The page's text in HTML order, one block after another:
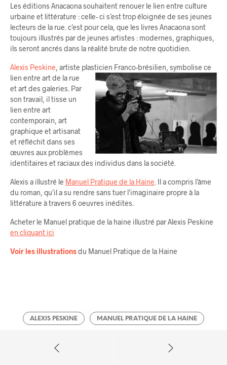
Les éditions Anacaona souhaitent renouer le lien entre culture
urbaine et littérature : celle- ci s’est trop éloignée de ses jeunes
lecteurs de la rue. c’est pour cela, que les livres Anacaona sont
toujours illustrés par de jeunes artistes : modernes, graphiques,
ils seront ancrés dans la réalité brute de notre quotidien.
Alexis Peskine , artiste plasticien Franco-brésilien, symbolise ce
lien entre art de la rue
et art des galeries. Par
son travail, il tisse un
lien entre art
contemporain, art
graphique et artisanat
et réfléchit dans ses
œuvres aux problèmes
identitaires et raciaux des individus dans la société.
Alexis a illustré le Manuel Pratique de la Haine . Il a compris l’âme
du roman, qu’il a su rendre sans tuer l’imaginaire propre à la
littérature à travers 6 oeuvres inédites.
Acheter le Manuel pratique de la haine illustré par Alexis Peskine
en cliquant ici
Voir les illustrationsdu Manuel Pratique de la Haine
ALEXIS PESKINE MANUEL PRATIQUE DE LA HAINE